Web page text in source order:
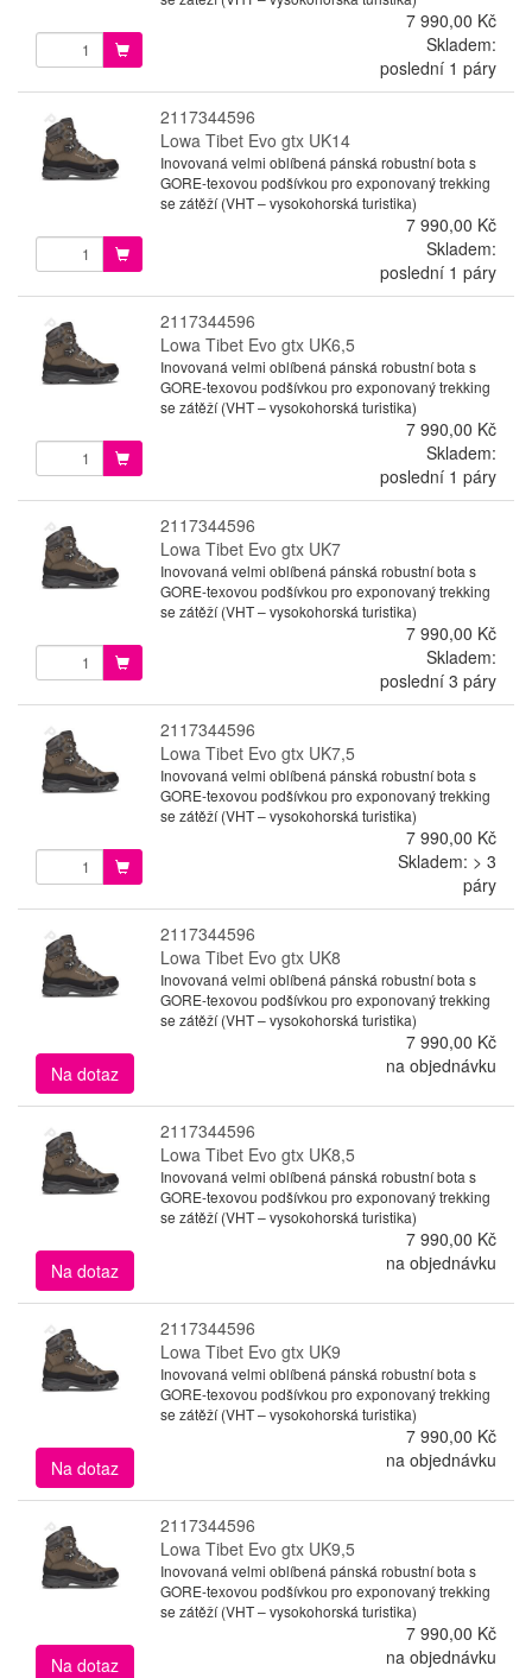
7 990,00 Kč
Skladem:
poslední 1 páry
2117344596
Lowa Tibet Evo gtx UK14
Inovovaná velmi oblíbená pánská robustní bota s
GORE-texovou podšívkou pro exponovaný trekking
se zátěží (VHT – vysokohorská turistika)
7 990,00 Kč
Skladem:
poslední 1 páry
2117344596
Lowa Tibet Evo gtx UK6,5
Inovovaná velmi oblíbená pánská robustní bota s
GORE-texovou podšívkou pro exponovaný trekking
se zátěží (VHT – vysokohorská turistika)
7 990,00 Kč
Skladem:
poslední 1 páry
2117344596
Lowa Tibet Evo gtx UK7
Inovovaná velmi oblíbená pánská robustní bota s
GORE-texovou podšívkou pro exponovaný trekking
se zátěží (VHT – vysokohorská turistika)
7 990,00 Kč
Skladem:
poslední 3 páry
2117344596
Lowa Tibet Evo gtx UK7,5
Inovovaná velmi oblíbená pánská robustní bota s
GORE-texovou podšívkou pro exponovaný trekking
se zátěží (VHT – vysokohorská turistika)
7 990,00 Kč
Skladem: > 3
páry
2117344596
Lowa Tibet Evo gtx UK8
Inovovaná velmi oblíbená pánská robustní bota s
GORE-texovou podšívkou pro exponovaný trekking
se zátěží (VHT – vysokohorská turistika)
7 990,00 Kč
Na dotaz
na objednávku
2117344596
Lowa Tibet Evo gtx UK8,5
Inovovaná velmi oblíbená pánská robustní bota s
GORE-texovou podšívkou pro exponovaný trekking
se zátěží (VHT – vysokohorská turistika)
7 990,00 Kč
Na dotaz
na objednávku
2117344596
Lowa Tibet Evo gtx UK9
Inovovaná velmi oblíbená pánská robustní bota s
GORE-texovou podšívkou pro exponovaný trekking
se zátěží (VHT – vysokohorská turistika)
7 990,00 Kč
Na dotaz
na objednávku
2117344596
Lowa Tibet Evo gtx UK9,5
Inovovaná velmi oblíbená pánská robustní bota s
GORE-texovou podšívkou pro exponovaný trekking
se zátěží (VHT – vysokohorská turistika)
7 990,00 Kč
Na dotaz
na objednávku